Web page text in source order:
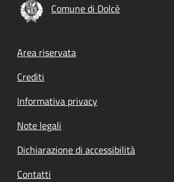
Comune di Dolcè
Footer menu
Area riservata
Crediti
Informativa privacy
Note legali
Dichiarazione di accessibilità
Contatti